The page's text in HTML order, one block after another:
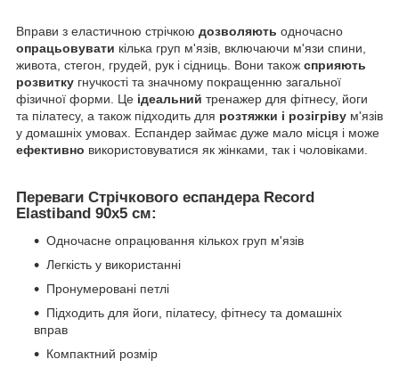
Вправи з еластичною стрічкою дозволяють одночасно
опрацьовувати кілька груп м'язів, включаючи м'язи спини,
живота, стегон, грудей, рук і сідниць. Вони також сприяють
розвитку гнучкості та значному покращенню загальної
фізичної форми. Це ідеальний тренажер для фітнесу, йоги
та пілатесу, а також підходить для розтяжки і розігріву м'язів
у домашніх умовах. Еспандер займає дуже мало місця і може
ефективно використовуватися як жінками, так і чоловіками.
Переваги Стрічкового еспандера Record
Elastiband 90х5 см:
Одночасне опрацювання кількох груп м'язів
Легкість у використанні
Пронумеровані петлі
Підходить для йоги, пілатесу, фітнесу та домашніх
вправ
Компактний розмір